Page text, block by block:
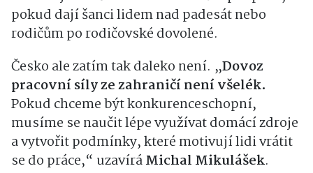
pokud dají šanci lidem nad padesát nebo
rodičům po rodičovské dovolené.
Česko ale zatím tak daleko není. „Dovoz
pracovní síly ze zahraničí není všelék.
Pokud chceme být konkurenceschopní,
musíme se naučit lépe využívat domácí zdroje
a vytvořit podmínky, které motivují lidi vrátit
se do práce,“ uzavíráMichal Mikulášek.